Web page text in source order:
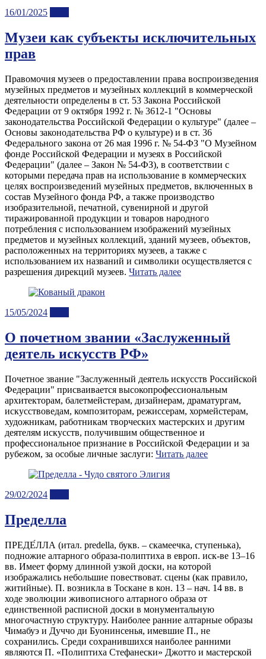
Posted
16/01/2025
Музеи как субъекты исключительных
прав
Правомочия музеев о предоставлении права воспроизведения
музейных предметов и музейных коллекций в коммерческой
деятельности определены в ст. 53 Закона Российской
Федерации от 9 октября 1992 г. № 3612-1 "Основы
законодательства Российской Федерации о культуре" (далее –
Основы законодательства РФ о культуре) и в ст. 36
Федерального закона от 26 мая 1996 г. № 54-ФЗ "О Музейном
фонде Российской Федерации и музеях в Российской
Федерации" (далее – Закон № 54-ФЗ), в соответствии с
которыми передача прав на использование в коммерческих
целях воспроизведений музейных предметов, включенных в
состав Музейного фонда РФ, а также производство
изобразительной, печатной, сувенирной и другой
тиражированной продукции и товаров народного
потребления с использованием изображений музейных
предметов и музейных коллекций, зданий музеев, объектов,
расположенных на территориях музеев, а также с
использованием их названий и символики осуществляется с
разрешения дирекций музеев. Читать далее
Posted
15/05/2024
О почетном звании «Заслуженный
деятель искусств РФ»
Почетное звание "Заслуженный деятель искусств Российской
Федерации" присваивается высокопрофессиональным
архитекторам, балетмейстерам, дизайнерам, драматургам,
искусствоведам, композиторам, режиссерам, хормейстерам,
художникам, работникам творческих мастерских и другим
деятелям искусств, получившим общественное и
профессиональное признание в Российской Федерации и за
рубежом, за особые личные заслуги: Читать далее
Posted
29/02/2024
Пределла
ПРЕДЕ́ЛЛА (итал. predella, букв. – скамеечка, ступенька),
подножие алтарного образа-полиптиха в европ. иск-ве 13–16
вв. Имеет форму длинной узкой доски, на которой
изображались небольшие повествоват. сцены (как правило,
житийные). П. возникла в Тоскане в кон. 13 – нач. 14 вв. в
ходе эволюции живописного алтарного образа от
единственной расписной доски в монументальную
многочастную структуру. Наиболее ранние алтарные образы
Чимабуэ и Дуччо ди Буонинсенья, имевшие П., не
сохранились. Среди сохранившихся наиболее ранними
являются П. «Полиптиха Стефанески» Джотто и мастерской